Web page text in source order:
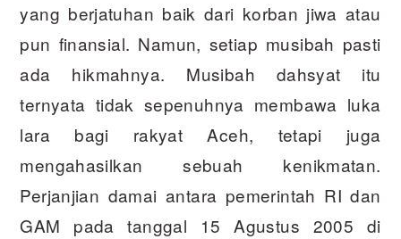
yang berjatuhan baik dari korban jiwa atau
pun finansial. Namun, setiap musibah pasti
ada hikmahnya. Musibah dahsyat itu
ternyata tidak sepenuhnya membawa luka
lara bagi rakyat Aceh, tetapi juga
mengahasilkan sebuah kenikmatan.
Perjanjian damai antara pemerintah RI dan
GAM pada tanggal 15 Agustus 2005 di